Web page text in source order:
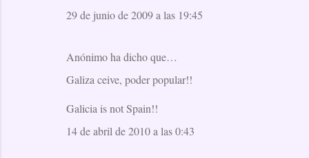
29 de junio de 2009 a las 19:45
Anónimo ha dicho que…
Galiza ceive, poder popular!!
Galicia is not Spain!!
14 de abril de 2010 a las 0:43